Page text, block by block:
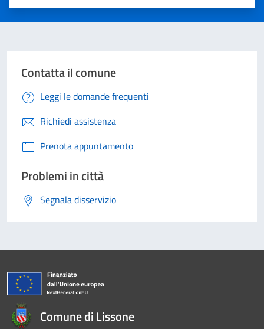
Valuta 5 stelle su 5
Valuta 4 stelle su 5
Valuta 3 stelle su 5
Valuta 2 stelle su 5
Valuta 1 stelle su 5
Contatta il comune
Leggi le domande frequenti
Richiedi assistenza
Prenota appuntamento
Problemi in città
Segnala disservizio
Comune di Lissone